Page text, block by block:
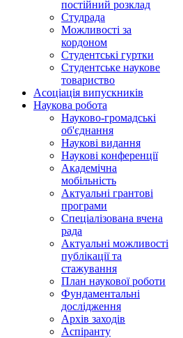
постійний розклад
Студрада
Можливості за
кордоном
Студентські гуртки
Студентське наукове
товариство
Асоціація випускників
Наукова робота
Науково-громадські
об'єднання
Наукові видання
Наукові конференції
Академічна
мобільність
Актуальні грантові
програми
Спеціалізована вчена
рада
Актуальні можливості
публікації та
стажування
План наукової роботи
Фундаментальні
дослідження
Архів заходів
Аспіранту